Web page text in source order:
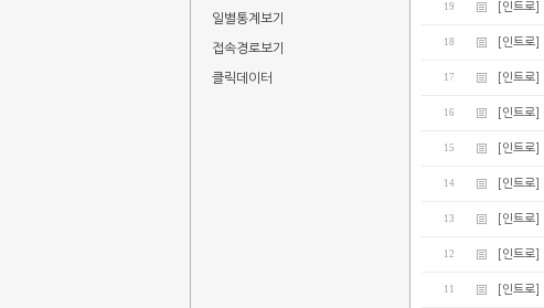
일별통계보기
접속경로보기
클릭데이터
19 [인트로]
18 [인트로]
17 [인트로]
16 [인트로]
15 [인트로]
14 [인트로]
13 [인트로]
12 [인트로]
11 [인트로]